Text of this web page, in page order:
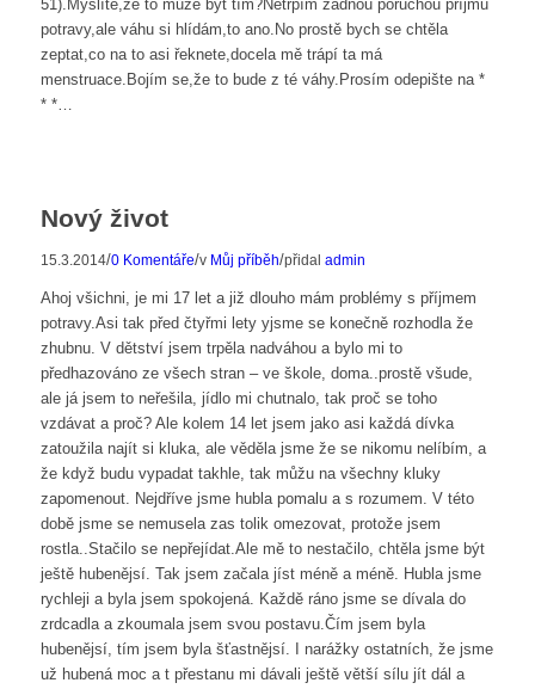
51).Myslíte,že to může být tím?Netrpím žádnou poruchou příjmu
potravy,ale váhu si hlídám,to ano.No prostě bych se chtěla
zeptat,co na to asi řeknete,docela mě trápí ta má
menstruace.Bojím se,že to bude z té váhy.Prosím odepište na *
* *…
Nový život
15.3.2014/0 Komentáře/v Můj příběh/přidal admin
Ahoj všichni, je mi 17 let a již dlouho mám problémy s příjmem
potravy.Asi tak před čtyřmi lety yjsme se konečně rozhodla že
zhubnu. V dětství jsem trpěla nadváhou a bylo mi to
předhazováno ze všech stran – ve škole, doma..prostě všude,
ale já jsem to neřešila, jídlo mi chutnalo, tak proč se toho
vzdávat a proč? Ale kolem 14 let jsem jako asi každá dívka
zatoužila najít si kluka, ale věděla jsme že se nikomu nelíbím, a
že když budu vypadat takhle, tak můžu na všechny kluky
zapomenout. Nejdříve jsme hubla pomalu a s rozumem. V této
době jsme se nemusela zas tolik omezovat, protože jsem
rostla..Stačilo se nepřejídat.Ale mě to nestačilo, chtěla jsme být
ještě hubenějsí. Tak jsem začala jíst méně a méně. Hubla jsme
rychleji a byla jsem spokojená. Každě ráno jsme se dívala do
zrdcadla a zkoumala jsem svou postavu.Čím jsem byla
hubenějsí, tím jsem byla šťastnějsí. I narážky ostatních, že jsme
už hubená moc a t přestanu mi dávali ještě větší sílu jít dál a